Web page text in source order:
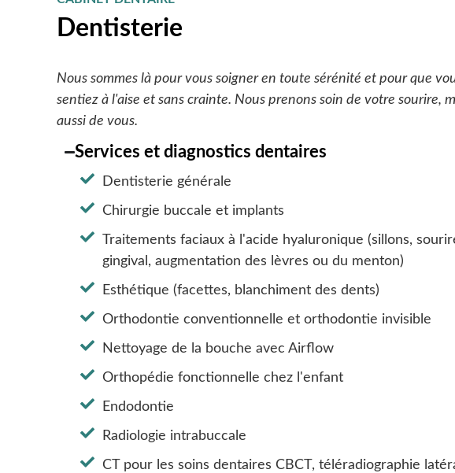
Dentisterie
Nous sommes là pour vous soigner en toute sérénité et pour que
sentiez à l'aise et sans crainte. Nous prenons soin de votre sourire,
aussi de vous.
Services et diagnostics dentaires
Dentisterie générale
Chirurgie buccale et implants
Traitements faciaux à l'acide hyaluronique (sillons,
gingival, augmentation des lèvres ou du menton)
Esthétique (facettes, blanchiment des dents)
Orthodontie conventionnelle et orthodontie invisible
Nettoyage de la bouche avec Airflow
Orthopédie fonctionnelle chez l'enfant
Endodontie
Radiologie intrabuccale
CT pour les soins dentaires CBCT, téléradiographie